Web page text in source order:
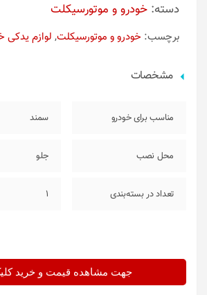
دسته: خودرو و موتورسیکلت
برچسب: خودرو و موتورسیکلت, لوازم یدکی
مشخصات
مناسب برای خودرو سمند
محل نصب جلو
تعداد در بسته‌بندی 1
جهت مشاهده قیمت و خرید